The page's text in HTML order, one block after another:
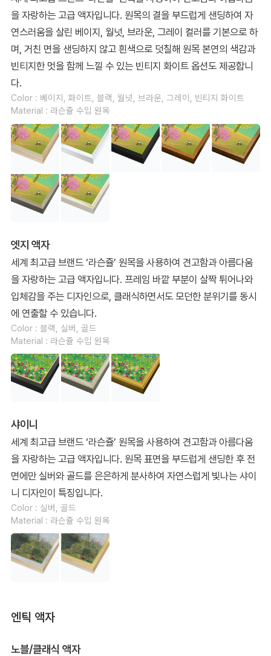
을 자랑하는 고급 액자입니다. 원목의 결을 부드럽게 샌딩하여 자
연스러움을 살린 베이지, 월넛, 브라운, 그레이 컬러를 기본으로 하
며, 거친 면을 샌딩하지 않고 흰색으로 덧칠해 원목 본연의 색감과
빈티지한 멋을 함께 느낄 수 있는 빈티지 화이트 옵션도 제공합니
다.
Color : 베이지, 화이트, 블랙, 월넛, 브라운, 그레이, 빈티지 화이트
Material : 라슨쥴 수입 원목
엣지 액자
세계 최고급 브랜드 ‘라슨쥴’ 원목을 사용하여 견고함과 아름다움
을 자랑하는 고급 액자입니다. 프레임 바깥 부분이 살짝 튀어나와
입체감을 주는 디자인으로, 클래식하면서도 모던한 분위기를 동시
에 연출할 수 있습니다.
Color : 블랙, 실버, 골드
Material : 라슨쥴 수입 원목
샤이니
세계 최고급 브랜드 ‘라슨쥴’ 원목을 사용하여 견고함과 아름다움
을 자랑하는 고급 액자입니다. 원목 표면을 부드럽게 샌딩한 후 전
면에만 실버와 골드를 은은하게 분사하여 자연스럽게 빛나는 샤이
니 디자인이 특징입니다.
Color : 실버, 골드
Material : 라슨쥴 수입 원목
엔틱 액자
노블/클래식 액자